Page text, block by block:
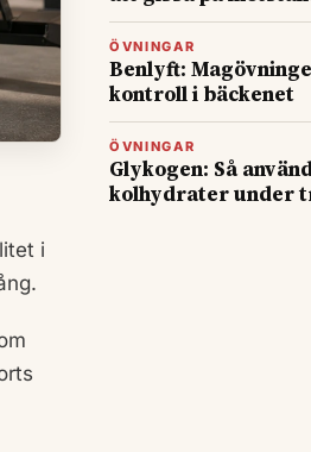
i
ÖVNINGAR
Benlyft:
kontroll i bäckenet
ÖVNINGAR
Glykogen: Så
kolhydrater under